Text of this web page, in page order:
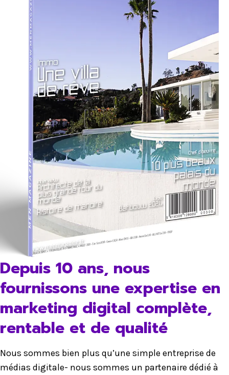
Depuis 10 ans, nous
fournissons une expertise en
marketing digital complète,
rentable et de qualité
Nous sommes bien plus qu’une simple entreprise de
médias digitale- nous sommes un partenaire dédié à